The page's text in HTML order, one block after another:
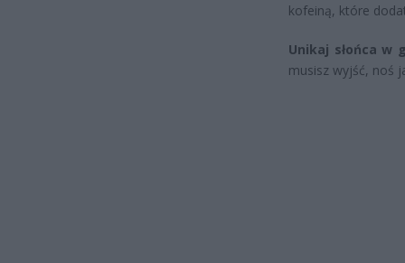
kofeiną, które
Unikaj słońca w
musisz wyjść, noś